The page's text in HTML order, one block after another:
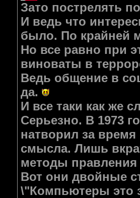
Зато пострелять
И ведь что
было. По крайней
Но все равно при
виноваты в
Ведь общение в
да.
И все таки как же
Серьезно. В 1973
натворил за
смысла. Лишь
методы
Вот они двойные
\"Компьютеры это